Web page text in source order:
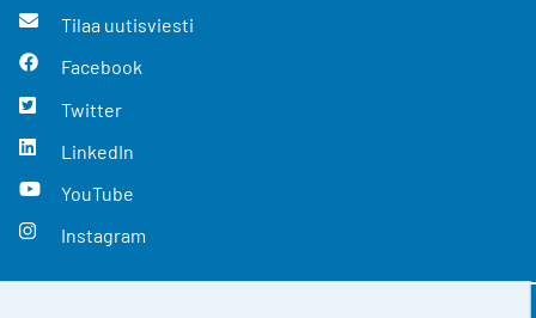
Tilaa uutisviesti
Facebook
Twitter
LinkedIn
YouTube
Instagram